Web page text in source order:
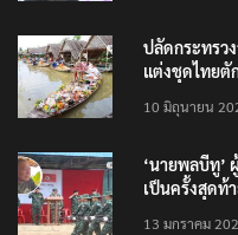
ปลัดกระทรว
แต่งชุดไทยตั
10 มิถุนายน
‘นายพลบีทู’
เป็นครั้งสุดท้
13 มกราคม